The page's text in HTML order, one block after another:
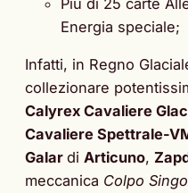
Energia speciale;
Infatti, in Regno
collezionare
Calyrex Cavaliere
Cavaliere Spettrale-
Galar di Articuno,
meccanica Colpo